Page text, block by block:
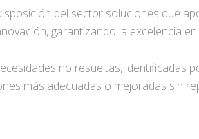
del sector soluciones que
garantizando la excelencia
no resueltas, identificadas
más adecuadas o mejoradas sin